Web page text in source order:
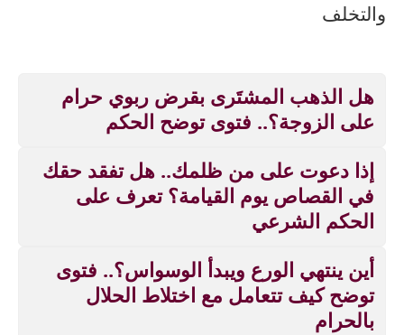
والتخلف
هل الذهب المشتَرى بقرض ربوي حرام
على الزوجة؟.. فتوى توضح الحكم
إذا دعوت على من ظلمك.. هل تفقد حقك
في القصاص يوم القيامة؟ تعرف على
الحكم الشرعي
أين ينتهي الورع ويبدأ الوسواس؟.. فتوى
توضح كيف تتعامل مع اختلاط الحلال
بالحرام